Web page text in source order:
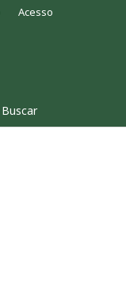
Buscar
Acesso